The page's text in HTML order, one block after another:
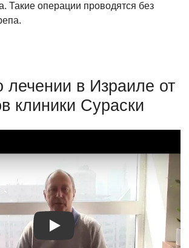
Такие операции проводятся без
лечении в Израиле от
клиники Сураски
Видео отзыв 1